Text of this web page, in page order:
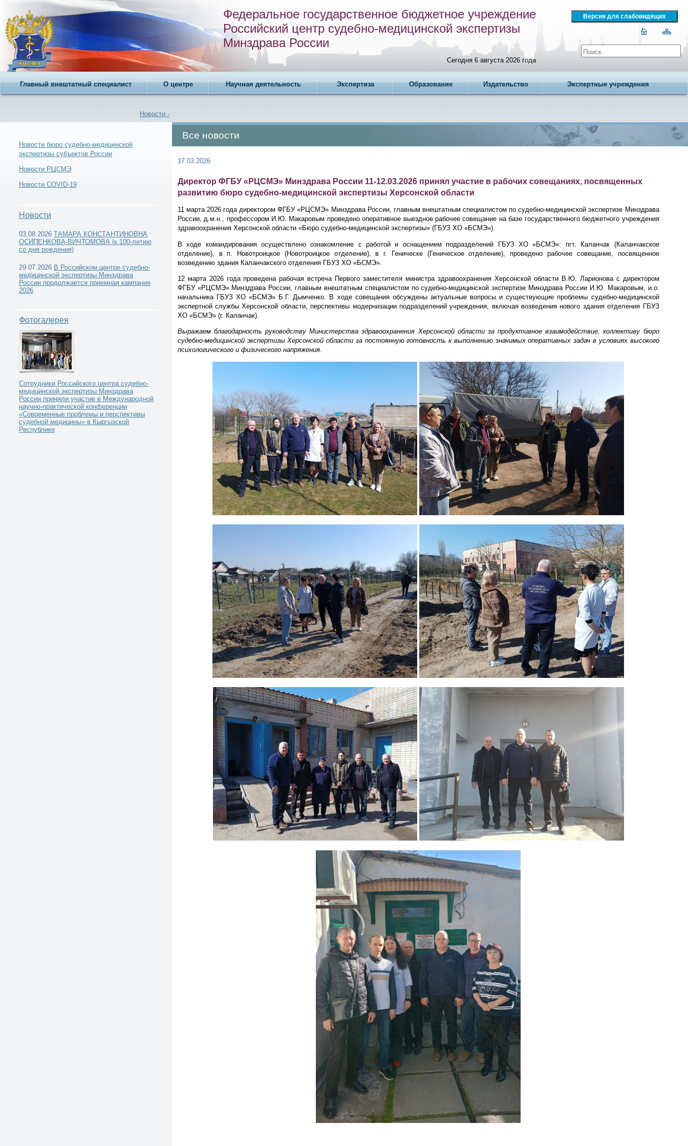
Федеральное государственное бюджетное учреждение
Российский центр судебно-медицинской экспертизы
Минздрава России
Сегодня 6 августа 2026 года
Главный внештатный специалист О центре Научная деятельность Экспертиза Образование Издательство Экспертные учреждения
Новости -
Новости РЦСМЭ -
Директор ФГБУ «РЦСМЭ» Минздрава России 11-12.03.2026 принял участие в рабочих совещаниях, посвященных развитию бюро судебно-
медицинской экспертизы Херсонской области
Новости бюро судебно-медицинской
экспертизы субъектов России
Новости РЦСМЭ
Новости COVID-19
Новости
03.08.2026 ТАМАРА КОНСТАНТИНОВНА
ОСИПЕНКОВА-ВИЧТОМОВА (к 100-летию
со дня рождения)
29.07.2026 В Российском центре судебно-
медицинской экспертизы Минздрава
России продолжается приемная кампания
2026
Фотогалерея
Сотрудники Российского центра судебно-
медицинской экспертизы Минздрава
России приняли участие в Международной
научно-практической конференции
«Современные проблемы и перспективы
судебной медицины» в Кыргызской
Республике
Все новости
17.03.2026
Директор ФГБУ «РЦСМЭ» Минздрава России 11-12.03.2026 принял участие в рабочих совещаниях, посвященных
развитию бюро судебно-медицинской экспертизы Херсонской области
11 марта 2026 года директором ФГБУ «РЦСМЭ» Минздрава России, главным внештатным специалистом по судебно-медицинской экспертизе Минздрава
России, д.м.н., профессором И.Ю. Макаровым проведено оперативное выездное рабочее совещание на базе государственного бюджетного учреждения
здравоохранения Херсонской области «Бюро судебно-медицинской экспертизы» (ГБУЗ ХО «БСМЭ»).
В ходе командирования осуществлено ознакомление с работой и оснащением подразделений ГБУЗ ХО «БСМЭ»: пгт. Каланчак (Каланчакское
отделение), в п. Новотроицкое (Новотроицкое отделение), в г. Геническе (Геническое отделение), проведено рабочее совещание, посвященное
возведению здания Каланчакского отделения ГБУЗ ХО «БСМЭ».
12 марта 2026 года проведена рабочая встреча Первого заместителя министра здравоохранения Херсонской области В.Ю. Ларионова с директором
ФГБУ «РЦСМЭ» Минздрава России, главным внештатным специалистом по судебно-медицинской экспертизе Минздрава России И.Ю. Макаровым, и.о.
начальника ГБУЗ ХО «БСМЭ» Б.Г. Дымченко. В ходе совещания обсуждены актуальные вопросы и существующие проблемы судебно-медицинской
экспертной службы Херсонской области, перспективы модернизации подразделений учреждения, включая возведения нового здания отделения ГБУЗ
ХО «БСМЭ» (г. Каланчак).
Выражаем благодарность руководству Министерства здравоохранения Херсонской области за продуктивное взаимодействие, коллективу бюро
судебно-медицинской экспертизы Херсонской области за постоянную готовность к выполнению значимых оперативных задач в условиях высокого
психологического и физического напряжения.